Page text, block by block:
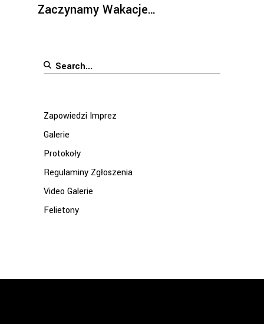
Zaczynamy Wakacje…
Search
Zapowiedzi Imprez
Galerie
Protokoły
Regulaminy Zgłoszenia
Video Galerie
Felietony